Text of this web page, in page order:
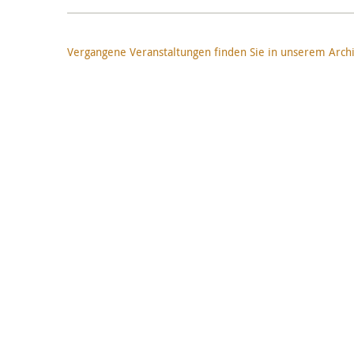
Vergangene Veranstaltungen finden Sie in unserem